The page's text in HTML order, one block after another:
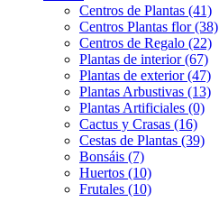
Centros de Plantas (41)
Centros Plantas flor (38)
Centros de Regalo (22)
Plantas de interior (67)
Plantas de exterior (47)
Plantas Arbustivas (13)
Plantas Artificiales (0)
Cactus y Crasas (16)
Cestas de Plantas (39)
Bonsáis (7)
Huertos (10)
Frutales (10)